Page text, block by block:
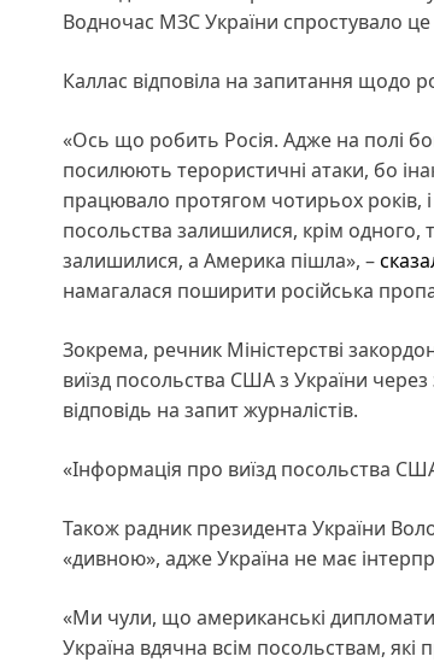
Водночас МЗС України спростувало
Каллас відповіла на запитання щодо
«Ось що робить Росія. Адже на полі
посилюють терористичні атаки, бо
працювало протягом чотирьох років,
посольства залишилися, крім одного,
залишилися, а Америка пішла», –
намагалася поширити російська
Зокрема, речник Міністерстві
виїзд посольства США з України через
відповідь на запит журналістів.
«Інформація про виїзд посольства
Також радник президента України
«дивною», адже Україна не має
«Ми чули, що американські дипломати
Україна вдячна всім посольствам,